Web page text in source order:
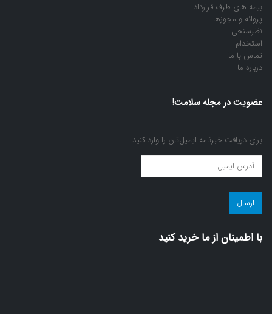
بیمه های طرف قرارداد
پروانه و مجوزها
نظرسنجی
استخدام
تماس با ما
درباره ما
عضویت در مجله سلامت!
برای دریافت خبرنامه ایمیل‌تان را وارد کنید.
عضویت
در
مجله
سلامت!
با اطمينان از ما خريد كنيد